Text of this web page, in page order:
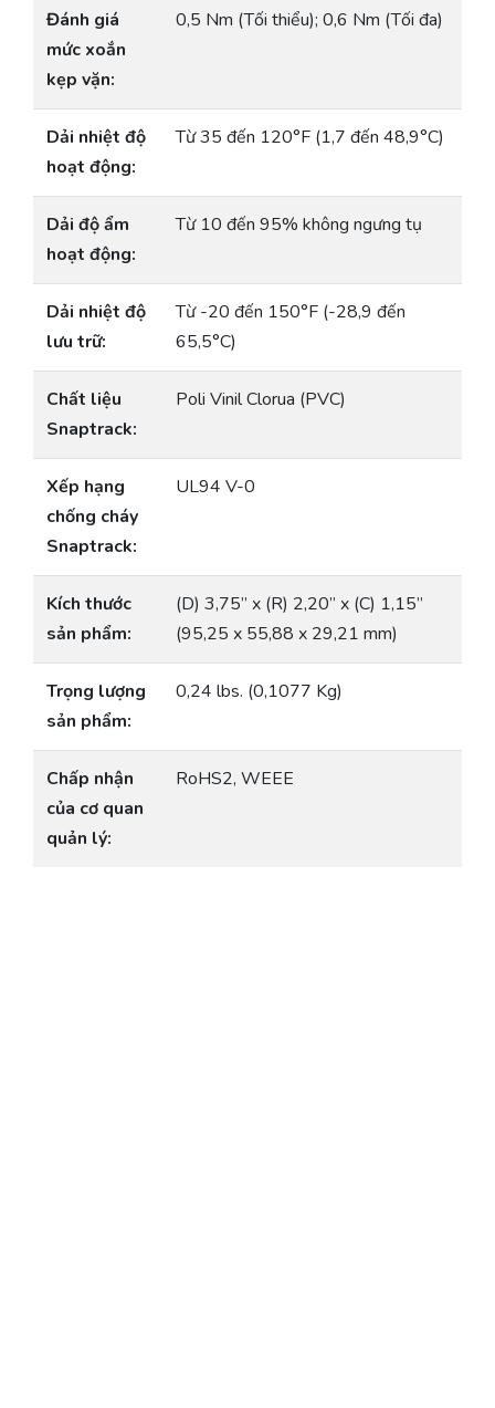
Đánh giá
mức xoắn
kẹp vặn:
0,5 Nm (Tối thiểu); 0,6 Nm (Tối đa)
Dải nhiệt độ
hoạt động:
Từ 35 đến 120°F (1,7 đến 48,9°C)
Dải độ ẩm
hoạt động:
Từ 10 đến 95% không ngưng tụ
Dải nhiệt độ
lưu trữ:
Từ -20 đến 150°F (-28,9 đến
65,5°C)
Chất liệu
Snaptrack:
Poli Vinil Clorua (PVC)
Xếp hạng
chống cháy
Snaptrack:
UL94 V-0
Kích thước
sản phẩm:
(D) 3,75” x (R) 2,20” x (C) 1,15”
(95,25 x 55,88 x 29,21 mm)
Trọng lượng
sản phẩm:
0,24 lbs. (0,1077 Kg)
Chấp nhận
của cơ quan
quản lý:
RoHS2, WEEE